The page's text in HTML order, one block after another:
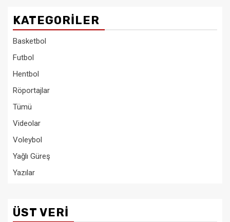
KATEGORILER
Basketbol
Futbol
Hentbol
Röportajlar
Tümü
Videolar
Voleybol
Yağlı Güreş
Yazılar
ÜST VERI